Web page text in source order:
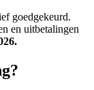
goedgekeurd.
en uitbetalingen